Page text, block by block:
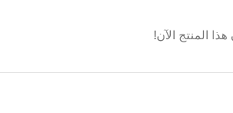
المنتج الآن!